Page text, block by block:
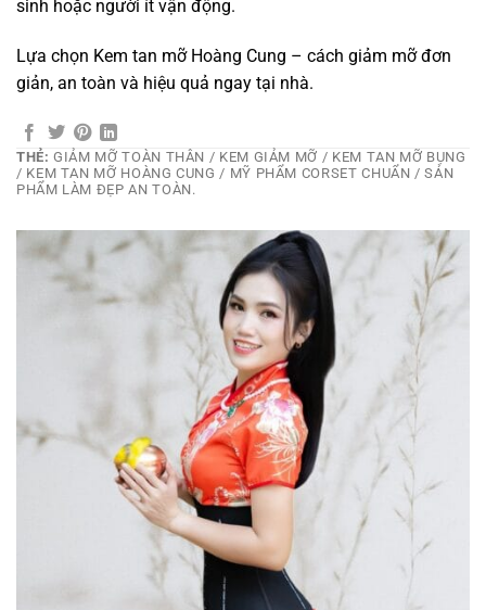
sinh hoặc người ít vận động.
Lựa chọn Kem tan mỡ Hoàng Cung – cách giảm mỡ đơn
giản, an toàn và hiệu quả ngay tại nhà.
THẺ: GIẢM MỠ TOÀN THÂN / KEM GIẢM MỠ / KEM TAN MỠ BỤNG
/ KEM TAN MỠ HOÀNG CUNG / MỸ PHẨM CORSET CHUẨN / SẢN
PHẨM LÀM ĐẸP AN TOÀN.